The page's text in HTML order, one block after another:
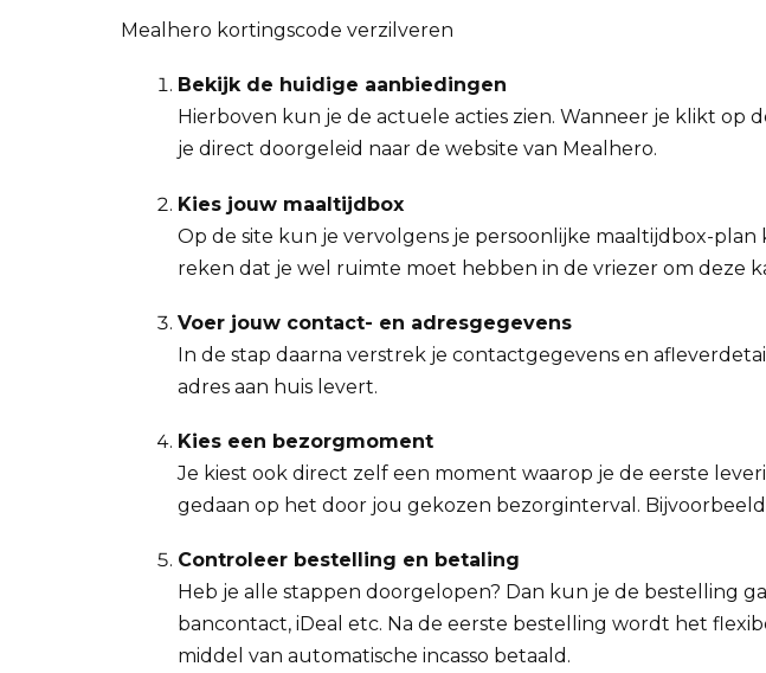
Mealhero kortingscode verzilveren
Bekijk de huidige aanbiedingen
Hierboven kun je de actuele acties zien. Wanneer je klikt op
je direct doorgeleid naar de website van Mealhero.
Kies jouw maaltijdbox
Op de site kun je vervolgens je persoonlijke maaltijdbox-
reken dat je wel ruimte moet hebben in de vriezer om deze
Voer jouw contact- en adresgegevens
In de stap daarna verstrek je contactgegevens en
adres aan huis levert.
Kies een bezorgmoment
Je kiest ook direct zelf een moment waarop je de eerste
gedaan op het door jou gekozen bezorginterval.
Controleer bestelling en betaling
Heb je alle stappen doorgelopen? Dan kun je de bestelling
bancontact, iDeal etc. Na de eerste bestelling wordt het
middel van automatische incasso betaald.